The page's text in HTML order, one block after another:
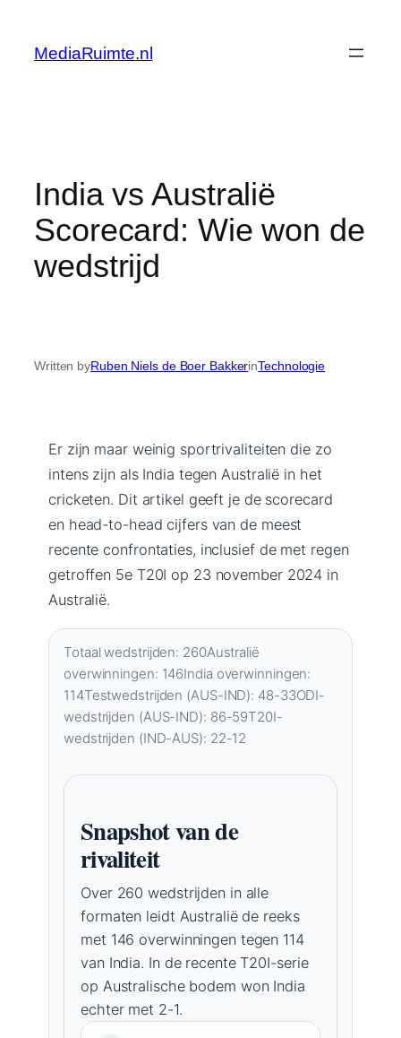
content
MediaRuimte.nl
India vs Australië
Scorecard: Wie won de
wedstrijd
Written byRuben Niels de Boer BakkerinTechnologie
Er zijn maar weinig sportrivaliteiten die zo
intens zijn als India tegen Australië in het
cricketen. Dit artikel geeft je de scorecard
en head-to-head cijfers van de meest
recente confrontaties, inclusief de met regen
getroffen 5e T20I op 23 november 2024 in
Australië.
Totaal wedstrijden: 260Australië
overwinningen: 146India overwinningen:
114Testwedstrijden (AUS-IND): 48-33ODI-
wedstrijden (AUS-IND): 86-59T20I-
wedstrijden (IND-AUS): 22-12
Snapshot van de
rivaliteit
Over 260 wedstrijden in alle
formaten leidt Australië de reeks
met 146 overwinningen tegen 114
van India. In de recente T20I-serie
op Australische bodem won India
echter met 2-1.